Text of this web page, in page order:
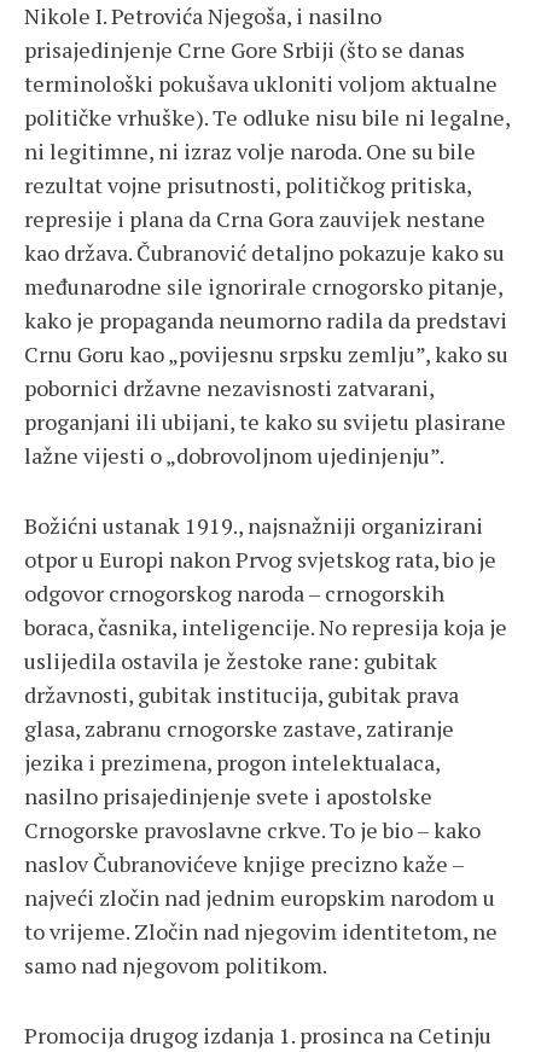
Nikole I. Petrovića Njegoša, i nasilno
prisajedinjenje Crne Gore Srbiji (što se danas
terminološki pokušava ukloniti voljom aktualne
političke vrhuške). Te odluke nisu bile ni legalne,
ni legitimne, ni izraz volje naroda. One su bile
rezultat vojne prisutnosti, političkog pritiska,
represije i plana da Crna Gora zauvijek nestane
kao država. Čubranović detaljno pokazuje kako su
međunarodne sile ignorirale crnogorsko pitanje,
kako je propaganda neumorno radila da predstavi
Crnu Goru kao „povijesnu srpsku zemlju”, kako su
pobornici državne nezavisnosti zatvarani,
proganjani ili ubijani, te kako su svijetu plasirane
lažne vijesti o „dobrovoljnom ujedinjenju”.
Božićni ustanak 1919., najsnažniji organizirani
otpor u Europi nakon Prvog svjetskog rata, bio je
odgovor crnogorskog naroda – crnogorskih
boraca, časnika, inteligencije. No represija koja je
uslijedila ostavila je žestoke rane: gubitak
državnosti, gubitak institucija, gubitak prava
glasa, zabranu crnogorske zastave, zatiranje
jezika i prezimena, progon intelektualaca,
nasilno prisajedinjenje svete i apostolske
Crnogorske pravoslavne crkve. To je bio – kako
naslov Čubranovićeve knjige precizno kaže –
najveći zločin nad jednim europskim narodom u
to vrijeme. Zločin nad njegovim identitetom, ne
samo nad njegovom politikom.
Promocija drugog izdanja 1. prosinca na Cetinju